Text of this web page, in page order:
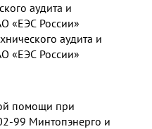
аудита и
«ЕЭС России»
аудита и
«ЕЭС России»
помощи при
99 Минтопэнерго и